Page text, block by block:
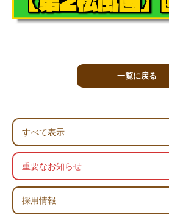
一覧に戻る
すべて表示
重要なお知らせ
採用情報